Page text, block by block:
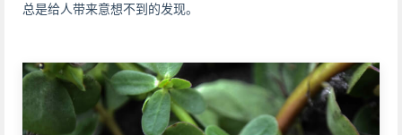
总是给人带来意想不到的发现。